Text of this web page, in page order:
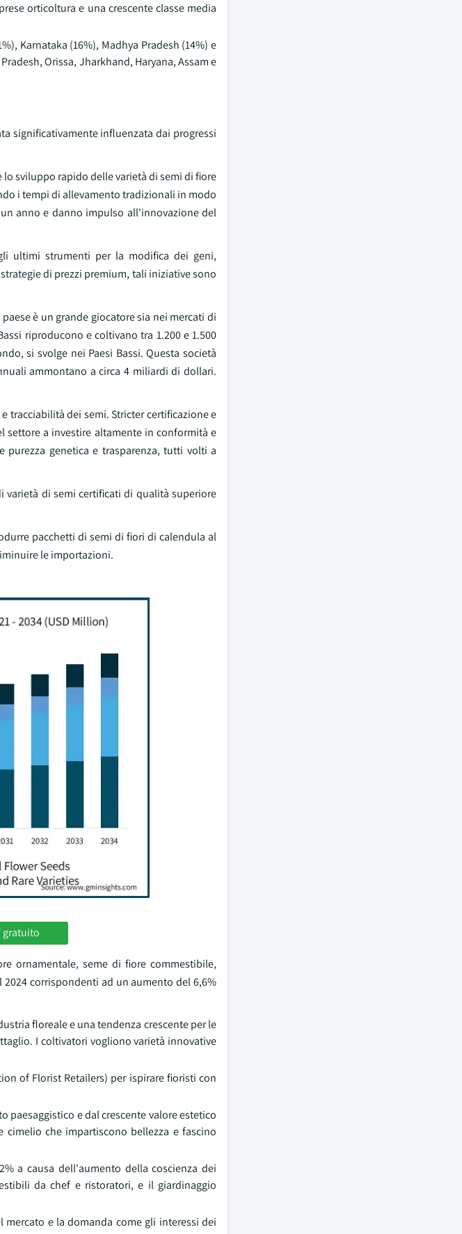
orticoltura e una crescente classe media
Karnataka (16%), Madhya Pradesh (14%) e
Orissa, Jharkhand, Haryana, Assam e
significativamente influenzata dai progressi
lo sviluppo rapido delle varietà di semi di fiore
i tempi di allevamento tradizionali in modo
anno e danno impulso all'innovazione del
ultimi strumenti per la modifica dei geni,
di prezzi premium, tali iniziative sono
è un grande giocatore sia nei mercati di
riproducono e coltivano tra 1.200 e 1.500
si svolge nei Paesi Bassi. Questa società
ammontano a circa 4 miliardi di dollari.
tracciabilità dei semi. Stricter certificazione e
settore a investire altamente in conformità e
genetica e trasparenza, tutti volti a
varietà di semi certificati di qualità superiore
pacchetti di semi di fiori di calendula al
le importazioni.
gratuito
ornamentale, seme di fiore commestibile,
corrispondenti ad un aumento del 6,6%
floreale e una tendenza crescente per le
I coltivatori vogliono varietà innovative
of Florist Retailers) per ispirare fioristi con
e dal crescente valore estetico
che impartiscono bellezza e fascino
a causa dell'aumento della coscienza dei
da chef e ristoratori, e il giardinaggio
e la domanda come gli interessi dei